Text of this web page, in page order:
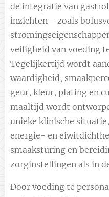
de integratie van
inzichten—zoals
veiligheid van voeding
Tegelijkertijd wordt
waardigheid,
geur, kleur, plating en
maaltijd wordt
unieke klinische
energie- en
smaaksturing en
zorginstellingen als in
Door voeding te